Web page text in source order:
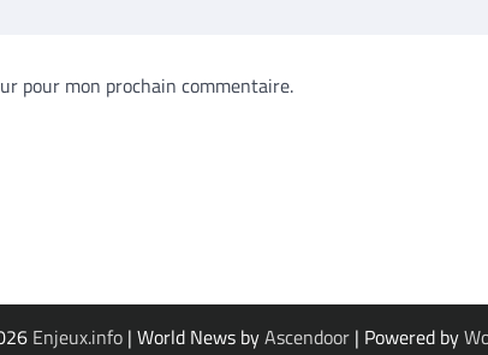
pour mon prochain commentaire.
Enjeux.info| World News byAscendoor| Powered by